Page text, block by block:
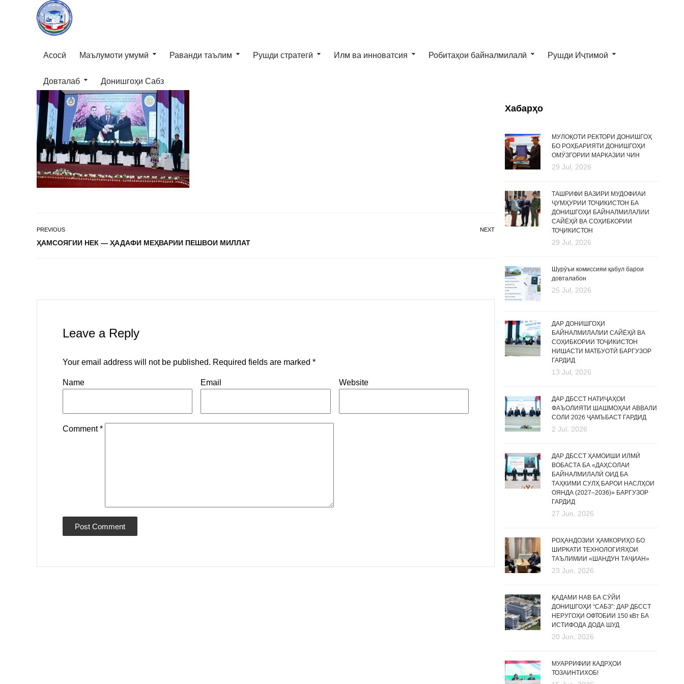
Асосӣ Маълумоти умумӣ Раванди таълим Рушди стратегӣ Илм ва инноватсия Робитаҳои байналмилалӣ Рушди Иҷтимоӣ
Довталаб Донишгоҳи Сабз
PREVIOUS
ҲАМСОЯГИИ НЕК — ҲАДАФИ МЕҲВАРИИ ПЕШВОИ МИЛЛАТ
NEXT
Leave a Reply
Your email address will not be published. Required fields are marked *
Name Email Website
Comment*
Хабарҳо
МУЛОҚОТИ РЕКТОРИ ДОНИШГОҲ
БО РОҲБАРИЯТИ ДОНИШГОҲИ
ОМӮЗГОРИИ МАРКАЗИИ ЧИН
29 Jul, 2026
ТАШРИФИ ВАЗИРИ МУДОФИАИ
ҶУМҲУРИИ ТОҶИКИСТОН БА
ДОНИШГОҲИ БАЙНАЛМИЛАЛИИ
САЙЁҲӢ ВА СОҲИБКОРИИ
ТОҶИКИСТОН
29 Jul, 2026
Шурӯъи комиссияи қабул барои
довталабон
25 Jul, 2026
ДАР ДОНИШГОҲИ
БАЙНАЛМИЛАЛИИ САЙЁҲӢ ВА
СОҲИБКОРИИ ТОҶИКИСТОН
НИШАСТИ МАТБУОТӢ БАРГУЗОР
ГАРДИД
13 Jul, 2026
ДАР ДБССТ НАТИҶАҲОИ
ФАЪОЛИЯТИ ШАШМОҲАИ АВВАЛИ
СОЛИ 2026 ҶАМЪБАСТ ГАРДИД
2 Jul, 2026
ДАР ДБССТ ҲАМОИШИ ИЛМӢ
ВОБАСТА БА «ДАҲСОЛАИ
БАЙНАЛМИЛАЛӢ ОИД БА
ТАҲКИМИ СУЛҲ БАРОИ НАСЛҲОИ
ОЯНДА (2027–2036)» БАРГУЗОР
ГАРДИД
27 Jun, 2026
РОҲАНДОЗИИ ҲАМКОРИҲО БО
ШИРКАТИ ТЕХНОЛОГИЯҲОИ
ТАЪЛИМИИ «ШАНДУН ТАҶИАН»
23 Jun, 2026
ҚАДАМИ НАВ БА СӮЙИ
ДОНИШГОҲИ “САБЗ”: ДАР ДБССТ
НЕРУГОҲИ ОФТОБИИ 150 кВт БА
ИСТИФОДА ДОДА ШУД
20 Jun, 2026
МУАРРИФИИ КАДРҲОИ
ТОЗАИНТИХОБ!